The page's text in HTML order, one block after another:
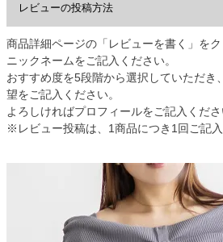
レビューの投稿方法
商品詳細ページの「レビューを書く」をク
ニックネームをご記入ください。
おすすめ度を5段階から選択していただき
望をご記入ください。
よろしければプロフィールをご記入くださ
※レビュー投稿は、1商品につき1回ご記入